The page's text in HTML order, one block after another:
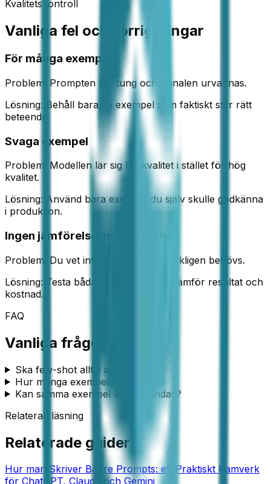
Kvalitetskontroll
Vanliga fel och korrigeringar
För många exempel
Problem: Prompten blir tung och signalen urvattnas.
Lösning: Behåll bara de exempel som faktiskt styr rätt
beteende.
Svaga exempel
Problem: Modellen lär sig låg kvalitet i stället för hög
kvalitet.
Lösning: Använd bara exempel du själv skulle godkänna
i produktion.
Ingen jämförelse mot zero-shot
Problem: Du vet inte om few-shot verkligen behövs.
Lösning: Testa båda varianterna och jämför resultat och
kostnad.
FAQ
Vanliga frågor
Ska few-shot alltid användas?
Hur många exempel räcker?
Kan samma exempel återanvändas?
Relaterad läsning
Relaterade guider
Hur man Skriver Bättre Prompts: ett Praktiskt Ramverk
för ChatGPT, Claude och Gemini